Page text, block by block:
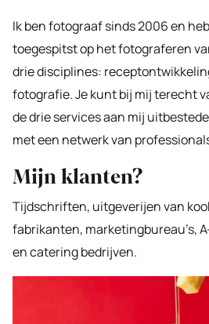
Ik ben fotograaf sinds 2006 en
toegespitst op het fotograferen
drie disciplines:
fotografie. Je kunt bij mij terecht
de drie services aan mij
met een netwerk van
Mijn klanten?
Tijdschriften, uitgeverijen van
fabrikanten, marketingbureau’s,
en catering bedrijven.